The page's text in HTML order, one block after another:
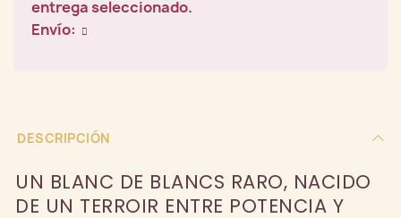
entrega seleccionado.
Envío:
DESCRIPCIÓN
UN BLANC DE BLANCS RARO, NACIDO
DE UN TERROIR ENTRE POTENCIA Y